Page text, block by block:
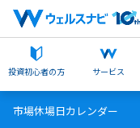
投資初心者の方 サービス
市場休場日カレンダー